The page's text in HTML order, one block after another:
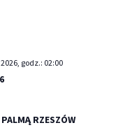
godz.: 02:00
RZESZÓW